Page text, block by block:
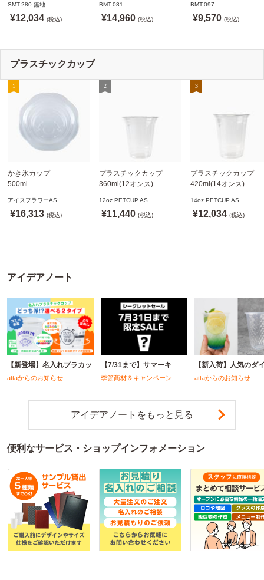
SMT-280 無地
※沖縄・離島 送料別途
SMT-280 無地
¥12,034 (税込)
ドリンキングリッド
※適合品番あり ※沖縄・
BMT-081
¥14,960 (税込)
ノーストローフタ
※適合品番あり ※沖縄
BMT-097
¥9,570 (税込)
プラスチックカップ
かき氷カップ
500ml
※北海道・沖縄・離島 送
料別途
アイスフラワーAS
¥16,313 (税込)
プラスチックカップ
360ml(12オンス)
製)
※沖縄・離島 配送料別途
12oz PETCUP AS
¥11,440 (税込)
プラスチックカップ
420ml(14オンス)
製)
※沖縄・離島 配送料
14oz PETCUP AS
¥12,034 (税込)
アイデアノート
【新登場】名入れプラカッ
attaからのお知らせ
【7/31まで】サマーキ
季節商材＆キャンペーン
【新入荷】人気のダ
attaからのお知らせ
アイデアノートをもっと見る
便利なサービス・ショップインフォメーション